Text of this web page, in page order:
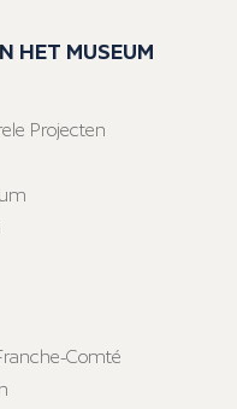
HET MUSEUM
Projecten
Comté